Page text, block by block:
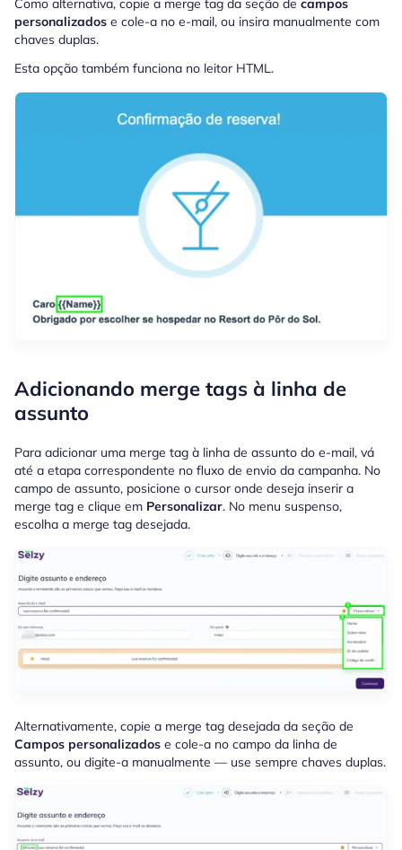
Como alternativa, copie a merge tag da seção de campos
personalizados e cole-a no e-mail, ou insira manualmente com
chaves duplas.
Esta opção também funciona no leitor HTML.
Adicionando merge tags à linha de
assunto
Para adicionar uma merge tag à linha de assunto do e-mail, vá
até a etapa correspondente no fluxo de envio da campanha. No
campo de assunto, posicione o cursor onde deseja inserir a
merge tag e clique em Personalizar. No menu suspenso,
escolha a merge tag desejada.
Alternativamente, copie a merge tag desejada da seção de
Campos personalizados e cole-a no campo da linha de
assunto, ou digite-a manualmente — use sempre chaves duplas.